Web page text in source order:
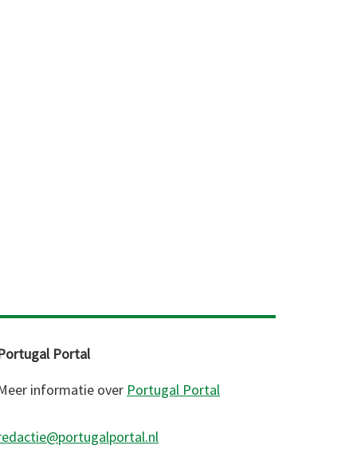
Portal
informatie over Portugal Portal